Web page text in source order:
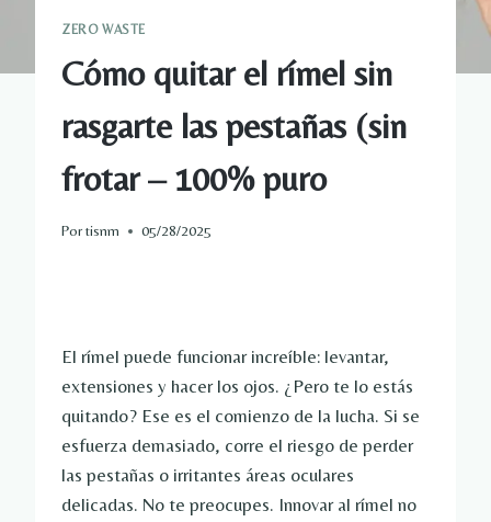
ZERO WASTE
Cómo quitar el rímel sin
rasgarte las pestañas (sin
frotar – 100% puro
Portisnm 05/28/2025
El rímel puede funcionar increíble: levantar,
extensiones y hacer los ojos. ¿Pero te lo estás
quitando? Ese es el comienzo de la lucha. Si se
esfuerza demasiado, corre el riesgo de perder
las pestañas o irritantes áreas oculares
delicadas. No te preocupes. Innovar al rímel no